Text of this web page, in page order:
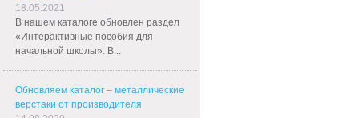
18.05.2021
В нашем каталоге обновлен раздел
«Интерактивные пособия для
начальной школы». В...
Обновляем каталог – металлические
верстаки от производителя